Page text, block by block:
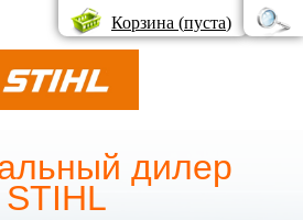
Корзина (пуста)
дилер
STIHL